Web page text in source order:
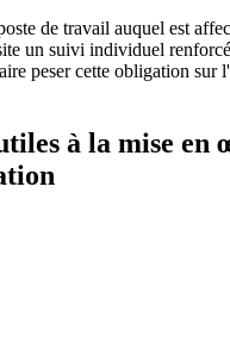
de travail auquel est
un suivi individuel
peser cette obligation sur
à la mise en